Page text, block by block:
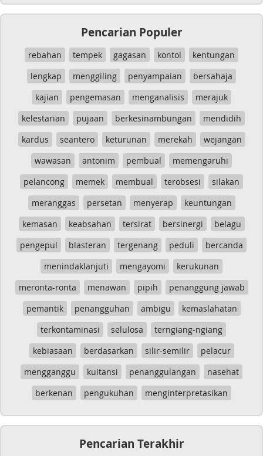
Pencarian Populer
rebahan tempek gagasan kontol
kentungan
lengkap
menggiling penyampaian
bersahaja
kajian
pengemasan menganalisis
merajuk
kelestarian
pujaan berkesinambungan
mendidih
kardus
seantero keturunan merekah
wejangan
wawasan
antonim pembual
memengaruhi
pelancong
memek membual terobsesi
silakan
meranggas
persetan menyerap
keuntungan
kemasan
keabsahan tersirat bersinergi
belagu
pengepul
blasteran tergenang peduli
bercanda
menindaklanjuti
mengayomi
kerukunan
meronta-ronta
menawan pipih
penanggung jawab
pemantik
penangguhan ambigu
kemaslahatan
terkontaminasi
selulosa
terngiang-ngiang
kebiasaan
berdasarkan silir-semilir
pelacur
mengganggu
kuitansi penanggulangan
nasehat
berkenan
pengukuhan menginterpretasikan
Pencarian Terakhir